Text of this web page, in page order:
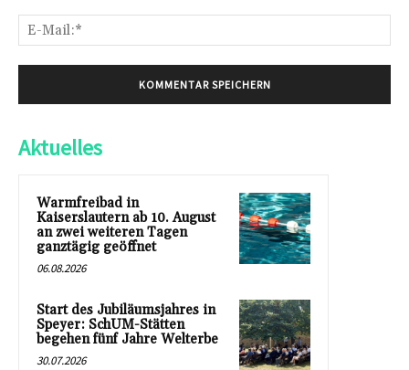
Aktuelles
Warmfreibad in
Kaiserslautern ab 10. August
an zwei weiteren Tagen
ganztägig geöffnet
06.08.2026
Start des Jubiläumsjahres in
Speyer: SchUM-Stätten
begehen fünf Jahre Welterbe
30.07.2026